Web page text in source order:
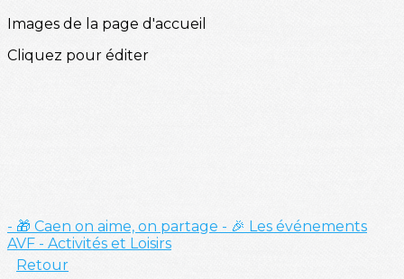
Images de la page d'accueil
Cliquez pour éditer
- 🎁 Caen on aime, on partage - 🎉 Les événements
AVF - Activités et Loisirs
Retour